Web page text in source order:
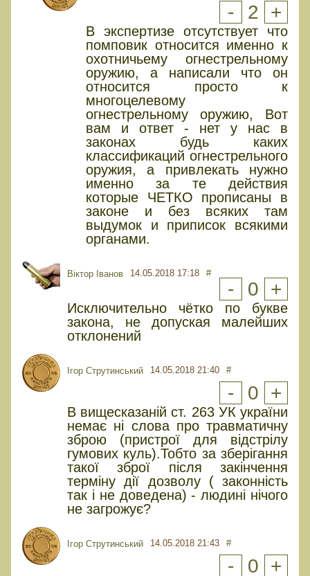
- 2 +
В экспертизе отсутствует что
помповик относится именно к
охотничьему огнестрельному
оружию, а написали что он
относится просто к
многоцелевому
огнестрельному оружию, Вот
вам и ответ - нет у нас в
законах будь каких
классификаций огнестрельного
оружия, а привлекать нужно
именно за те действия
которые ЧЕТКО прописаны в
законе и без всяких там
выдумок и приписок всякими
органами.
Віктор Іванов 14.05.2018 17:18 #
- 0 +
Исключительно чётко по букве
закона, не допуская малейших
отклонений
Ігор Струтинський 14.05.2018 21:40 #
- 0 +
В вищесказаній ст. 263 УК україни
немає ні слова про травматичну
зброю (пристрої для відстрілу
гумових куль).Тобто за зберігання
такої зброї після закінчення
терміну дії дозволу ( законність
так і не доведена) - людині нічого
не загрожує?
Ігор Струтинський 14.05.2018 21:43 #
- 0 +